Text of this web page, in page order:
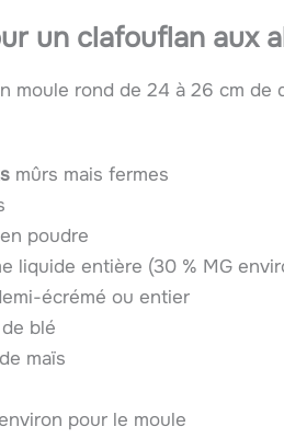
un clafouflan aux
moule rond de 24 à 26 cm de
mûrs mais fermes
poudre
liquide entière (30 % MG
écrémé ou entier
blé
maïs
pour le moule